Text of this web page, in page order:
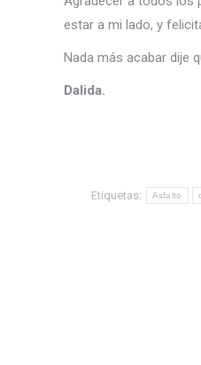
estar a mi lado, y
Nada más acabar dije
Dalida.
Etiquetas: Asfalto